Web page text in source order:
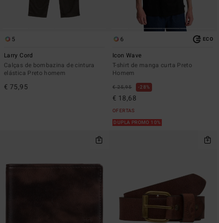
5
Larry Cord
Calças de bombazina de cintura
elástica Preto homem
€ 75,95
6 ECO
Icon Wave
T-shirt de manga curta Preto
Homem
€ 25,95 28%
€ 18,68
OFERTAS
DUPLA PROMO 10%